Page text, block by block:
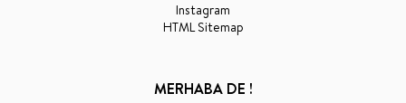
Instagram
HTML Sitemap
MERHABA DE !